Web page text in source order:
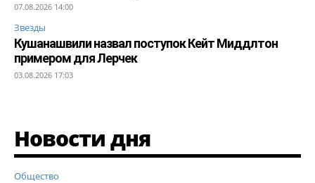
07.08.2026 14:00
Звезды
Кушанашвили назвал поступок Кейт Миддлтон
примером для Лерчек
03.08.2026 17:03
Новости дня
Общество